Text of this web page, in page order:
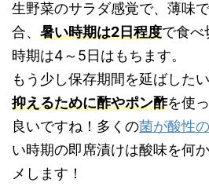
生野菜のサラダ感覚で、薄味
合、 暑い時期は2日程度で食べ
時期は4～5日はもちます。
もう少し保存期間を延ばしたい
抑えるために酢やポン酢を使
良いですね！多くの菌が酸性
い時期の即席漬けは酸味を何
メします！